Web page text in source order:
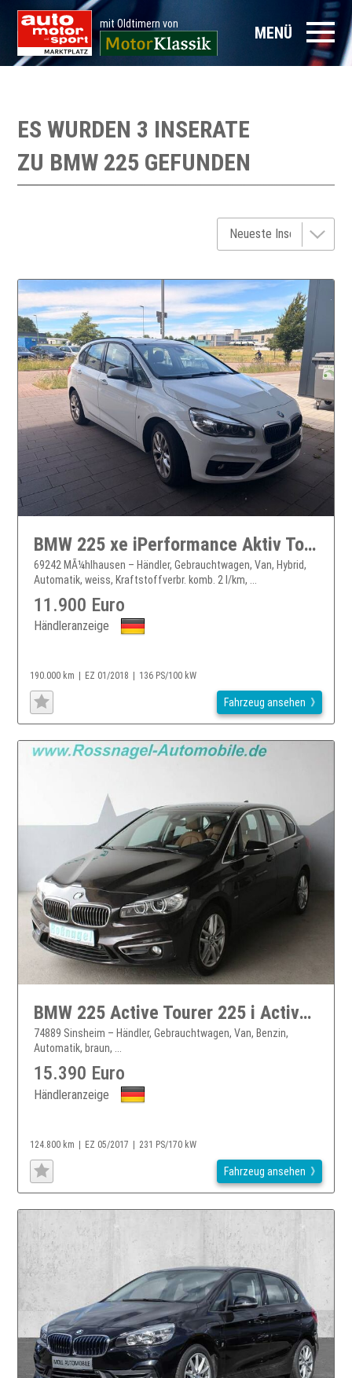
mit Oldtimern von MENÜ
ES WURDEN 3 INSERATE
ZU BMW 225 GEFUNDEN
BMW 225 xe iPerformance Aktiv Tourer Advantage
69242 MÃ¼hlhausen – Händler, Gebrauchtwagen, Van, Hybrid,
Automatik, weiss, Kraftstoffverbr. komb. 2 l/km, ...
11.900 Euro
Händleranzeige
190.000 km EZ 01/2018 136 PS/100 kW
Fahrzeug ansehen
BMW 225 Active Tourer 225 i Active Tourer xDrive Luxury Navi Leder LED
74889 Sinsheim – Händler, Gebrauchtwagen, Van, Benzin,
Automatik, braun, ...
15.390 Euro
Händleranzeige
124.800 km EZ 05/2017 231 PS/170 kW
Fahrzeug ansehen